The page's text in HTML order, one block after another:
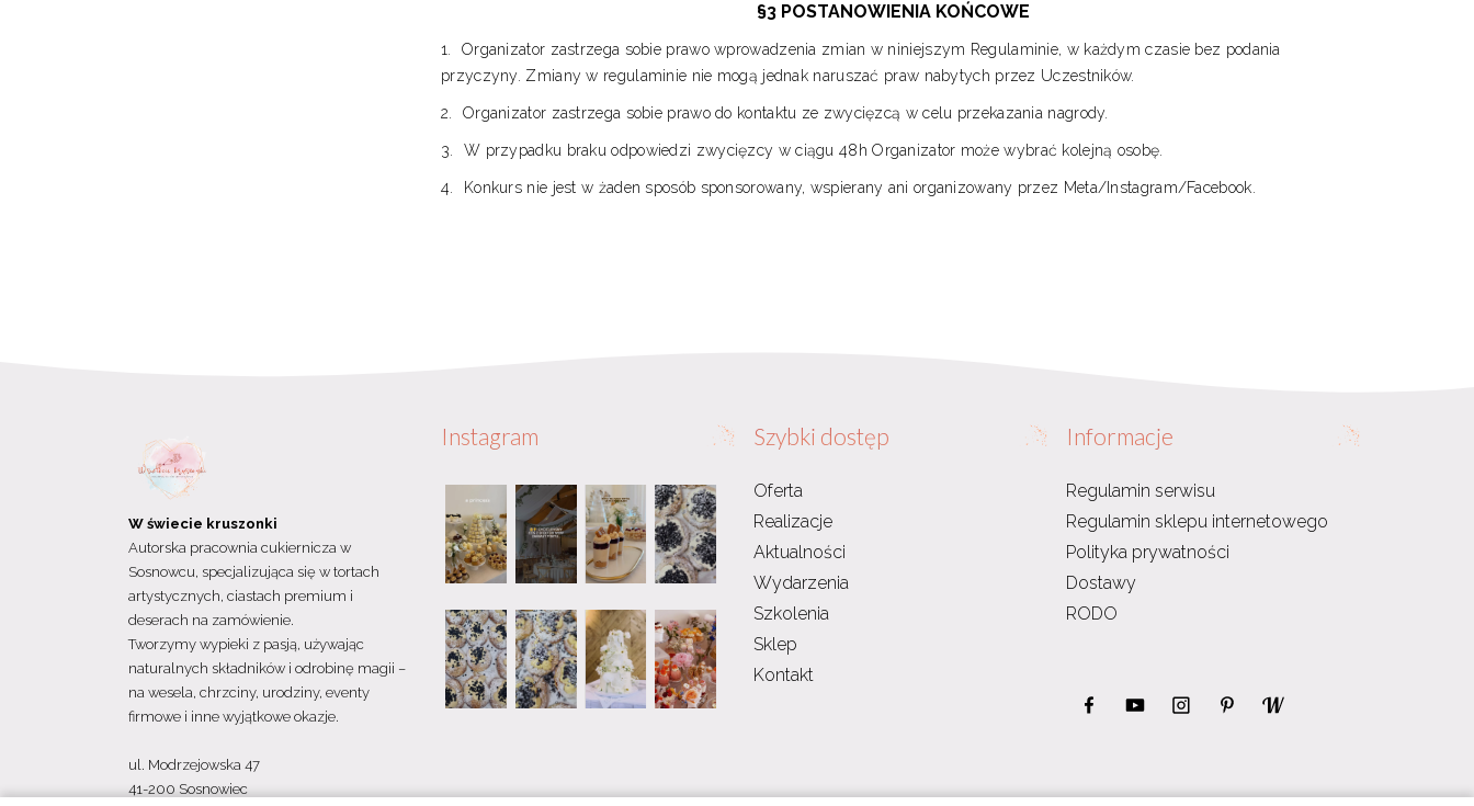
§3 POSTANOWIENIA KOŃCOWE
Organizator zastrzega sobie prawo wprowadzenia zmian w niniejszym Regulaminie, w każdym czasie bez podania
przyczyny. Zmiany w regulaminie nie mogą jednak naruszać praw nabytych przez Uczestników.
Organizator zastrzega sobie prawo do kontaktu ze zwycięzcą w celu przekazania nagrody.
W przypadku braku odpowiedzi zwycięzcy w ciągu 48h Organizator może wybrać kolejną osobę.
Konkurs nie jest w żaden sposób sponsorowany, wspierany ani organizowany przez Meta/Instagram/Facebook.
W świecie kruszonki
Autorska pracownia cukiernicza w
Sosnowcu, specjalizująca się w tortach
artystycznych, ciastach premium i
deserach na zamówienie.
Tworzymy wypieki z pasją, używając
naturalnych składników i odrobinę magii –
na wesela, chrzciny, urodziny, eventy
firmowe i inne wyjątkowe okazje.
ul. Modrzejowska 47
41-200 Sosnowiec
Instagram Szybki dostęp
Oferta
Realizacje
Aktualności
Wydarzenia
Szkolenia
Sklep
Kontakt
Informacje
Regulamin serwisu
Regulamin sklepu internetowego
Polityka prywatności
Dostawy
RODO